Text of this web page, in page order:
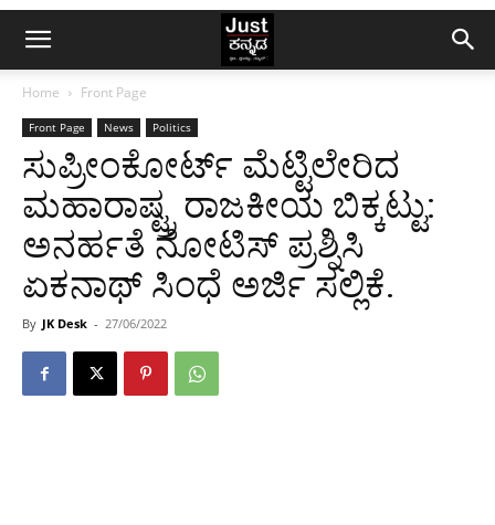
Home Front Page
Front Page News Politics
ಸುಪ್ರೀಂಕೋರ್ಟ್ ಮೆಟ್ಟಿಲೇರಿದ
ಮಹಾರಾಷ್ಟ್ರ ರಾಜಕೀಯ ಬಿಕ್ಕಟ್ಟು:
ಅನರ್ಹತೆ ನೋಟಿಸ್ ಪ್ರಶ್ನಿಸಿ
ಏಕನಾಥ್ ಸಿಂಧೆ ಅರ್ಜಿ ಸಲ್ಲಿಕೆ.
By JK Desk - 27/06/2022